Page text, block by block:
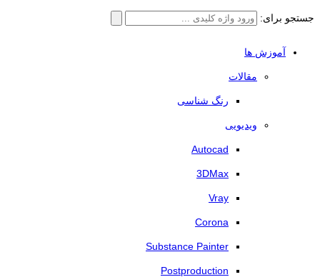
جستجو برای:
آموزش ها
مقالات
رنگ شناسی
ویدیویی
Autocad
3DMax
Vray
Corona
Substance Painter
Postproduction